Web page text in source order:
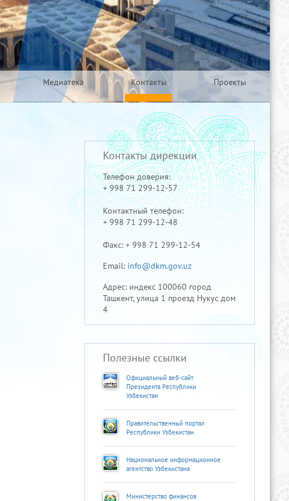
Медиатека Контакты Проекты
Контакты дирекции
Телефон доверия:
+ 998 71 299-12-57
Контактный телефон:
+ 998 71 299-12-48
Факс: + 998 71 299-12-54
Email: info@dkm.gov.uz
Адрес: индекс 100060 город
Ташкент, улица 1 проезд Нукус дом
4
Полезные ссылки
Официальный веб-сайт
Президента Республики
Узбекистан
Правительственный портал
Республики Узбекистан
Национальное информационное
агентство Узбекистана
Министерство финансов